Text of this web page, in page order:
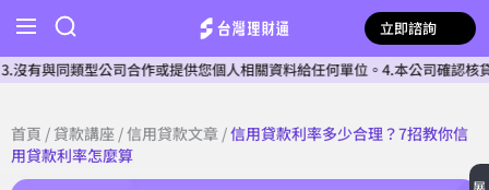
立即諮詢
合作或提供您個人相關資料給任何單位。4.本公司確認核貸前不會收費
首頁 / 貸款講座 /信用貸款文章 /信用貸款利率多少合理？7招教你信
用貸款利率怎麼算
展